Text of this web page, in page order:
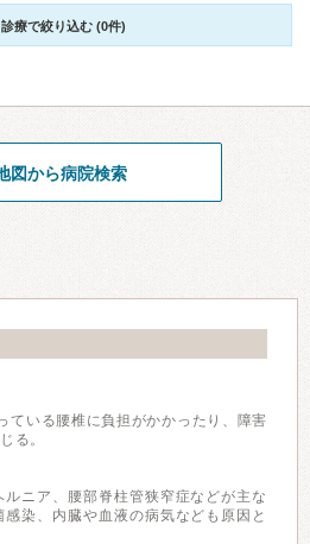
診療で絞り込む (0件)
図から病院検索
ている腰椎に負担がかかったり、障害
る。
ニア、腰部脊柱管狭窄症などが主な
染、内臓や血液の病気なども原因と